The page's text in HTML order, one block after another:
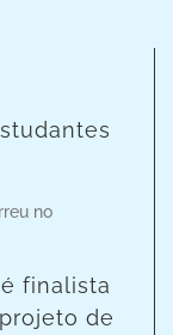
no
finalista
de